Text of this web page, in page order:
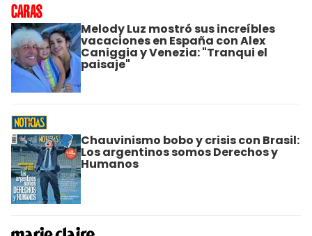
Melody Luz mostró sus increíbles
vacaciones en España con Alex
Caniggia y Venezia: "Tranqui el
paisaje"
Chauvinismo bobo y crisis con Brasil:
Los argentinos somos Derechos y
Humanos